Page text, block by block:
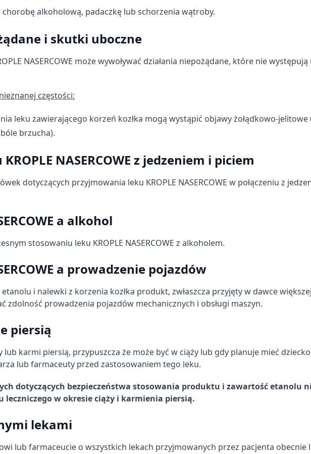
alkoholową, padaczkę lub schorzenia wątroby.
i skutki uboczne
NASERCOWE może wywoływać działania niepożądane, które nie występują
częstości:
leku zawierającego korzeń kozłka mogą wystąpić objawy żołądkowo-jelitowe
brzucha).
NASERCOWE z jedzeniem i piciem
dotyczących przyjmowania leku KROPLE NASERCOWE w połączeniu z
a alkohol
stosowaniu leku KROPLE NASERCOWE z alkoholem.
a prowadzenie pojazdów
i nalewki z korzenia kozłka produkt, zwłaszcza przyjęty w dawce
zdolność prowadzenia pojazdów mechanicznych i obsługi maszyn.
piersią
lub karmi piersią, przypuszcza że może być w ciąży lub gdy planuje mieć
lub farmaceuty przed zastosowaniem tego leku.
dotyczących bezpieczeństwa stosowania produktu i zawartość etanolu
w okresie ciąży i karmienia piersią.
lekami
lub farmaceucie o wszystkich lekach przyjmowanych przez pacjenta obecnie
lub kombinacji danych z różnych źródeł
do wyboru treści
aktywnie żądanych informacji